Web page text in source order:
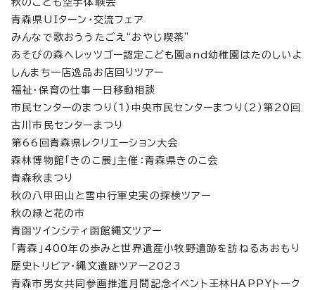
秋のこども空手体験会
青森県UIターン・交流フェア
みんなで歌おううたごえ“おやじ喫茶”
あそびの森へレッツゴー認定こども園and幼稚園はたのしいよ
しんまち一店逸品お店回りツアー
福祉・保育の仕事一日移動相談
市民センターのまつり（1）中央市民センターまつり（2）第20回
古川市民センターまつり
第66回青森県レクリエーション大会
森林博物館「きのこ展」主催：青森県きのこ会
青森秋まつり
秋の八甲田山と雪中行軍史実の探検ツアー
秋の緑と花の市
青函ツインシティ函館縄文ツアー
「青森」400年の歩みと世界遺産小牧野遺跡を訪ねるあおもり
歴史トリビア・縄文遺跡ツアー2023
青森市男女共同参画推進月間記念イベント王林HAPPYトーク